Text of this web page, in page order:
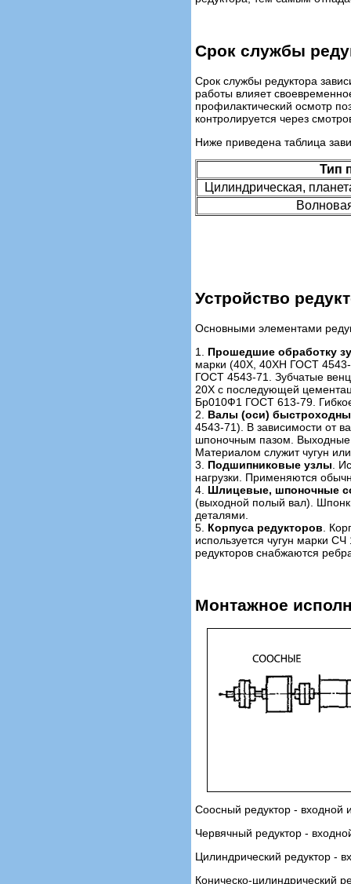
Срок службы
Срок службы редуктора
работы влияет
профилактический осмотр
контролируется через
Ниже приведена таблица
Тип
Цилиндрическая,
Устройство
Основными элементами
1. Прошедшие обработку
марки (40Х, 40ХН ГОСТ 4543-
ГОСТ 4543-71. Зубчатые
20Х с последующей
Бр010Ф1 ГОСТ 613-79.
2. Валы (оси)
4543-71). В зависимости от
шпоночным пазом. Выходные
Материалом служит чугун
3. Подшипниковые узлы .
нагрузки. Применяются
4. Шлицевые, шпоночные
(выходной полый вал).
деталями.
5. Корпуса редукторов .
используется чугун марки
редукторов снабжаются
Монтажное
Соосный редуктор - входной
Червячный редуктор -
Цилиндрический редуктор -
Коническо-цилиндрический